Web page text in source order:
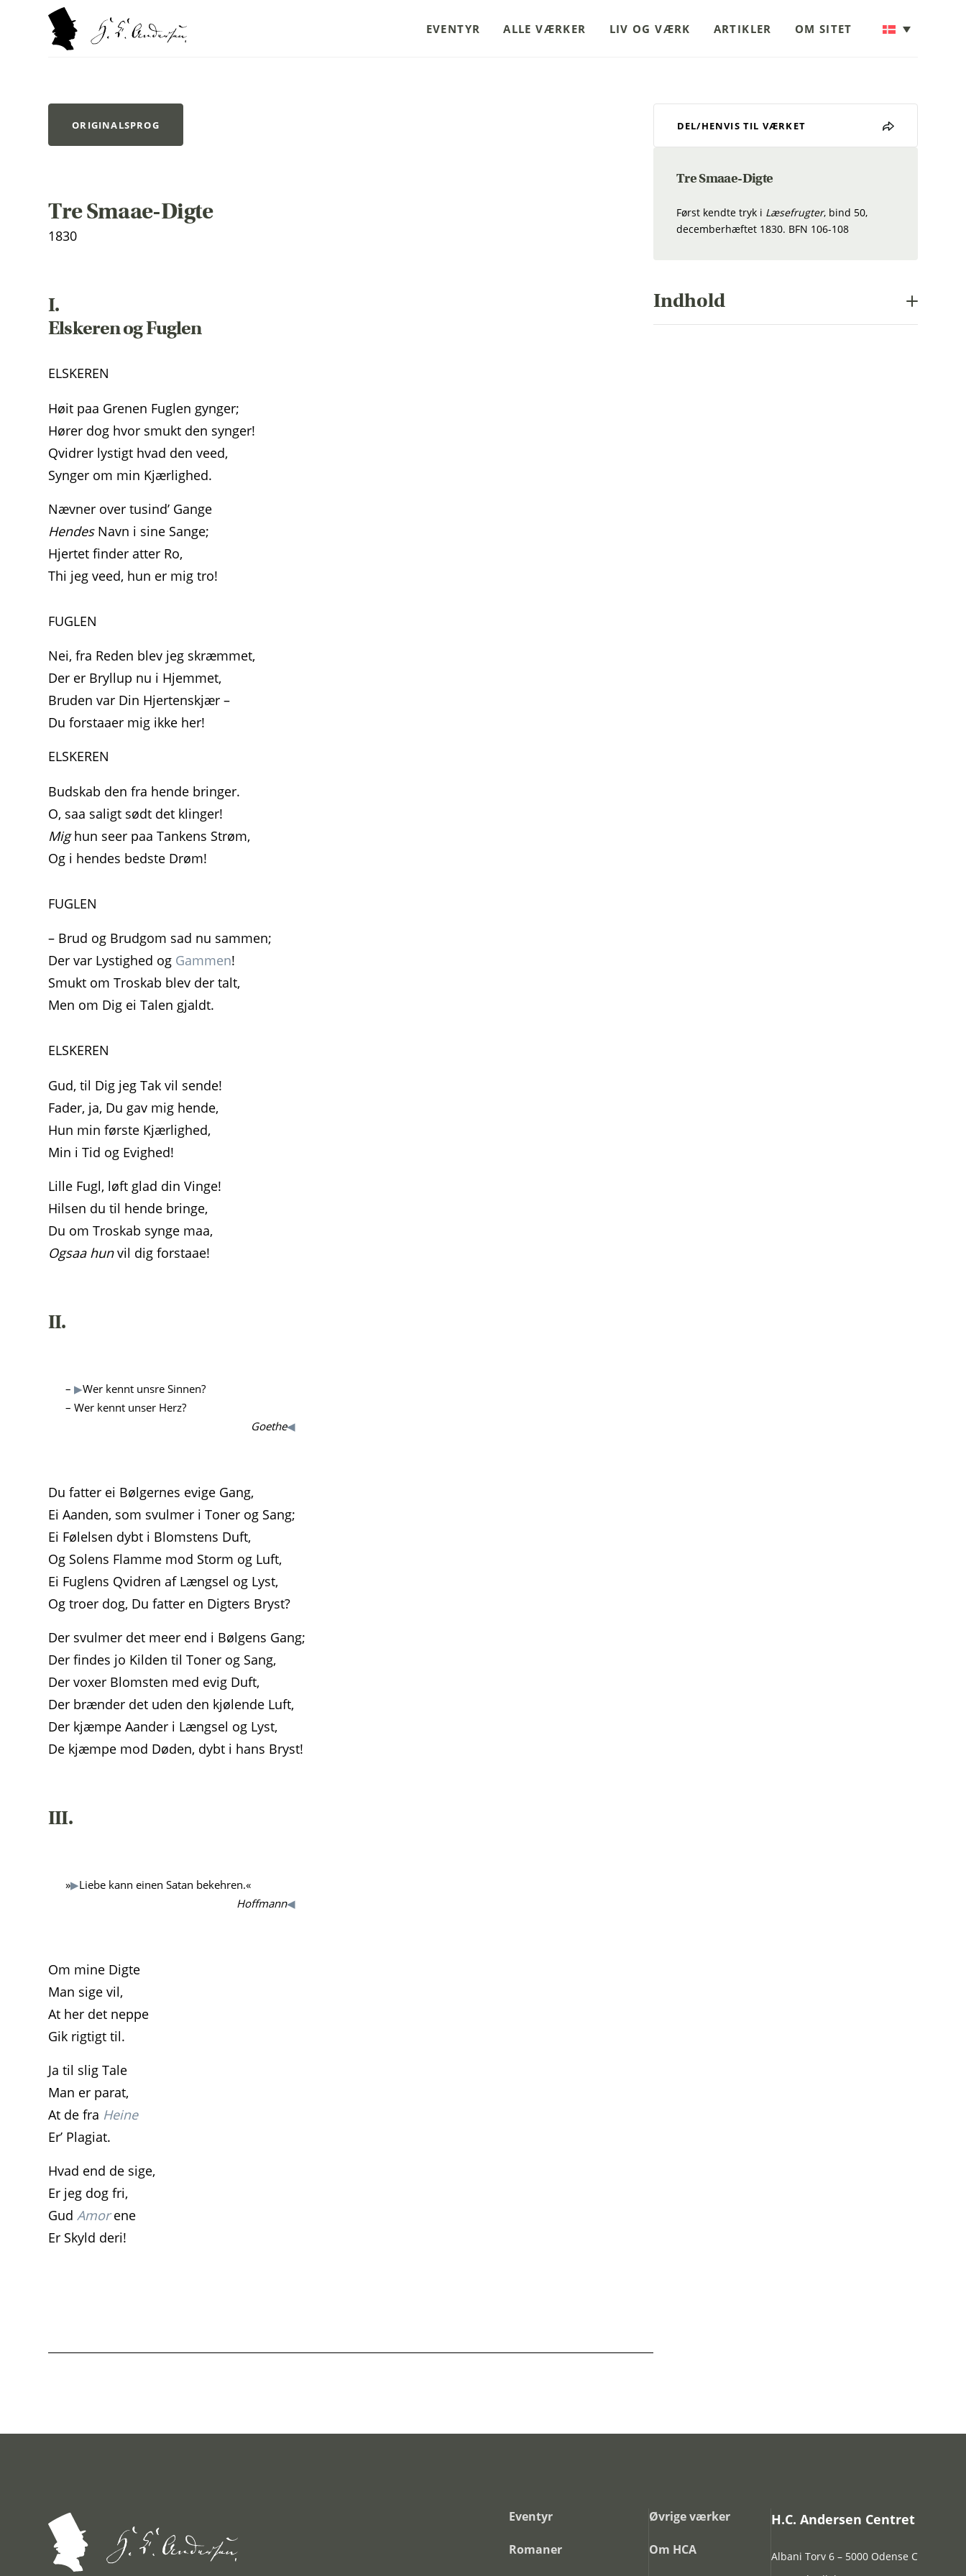
EVENTYR ALLE VÆRKER LIV OG VÆRK ARTIKLER OM SITET
ORIGINALSPROG
Tre Smaae-Digte
1830
I.
Elskeren og Fuglen
ELSKEREN
Høit paa Grenen Fuglen gynger;
Hører dog hvor smukt den synger!
Qvidrer lystigt hvad den veed,
Synger om min Kjærlighed.
Nævner over tusind’ Gange
HendesNavn i sine Sange;
Hjertet finder atter Ro,
Thi jeg veed, hun er mig tro!
FUGLEN
Nei, fra Reden blev jeg skræmmet,
Der er Bryllup nu i Hjemmet,
Bruden var Din Hjertenskjær –
Du forstaaer mig ikke her!
ELSKEREN
Budskab den fra hende bringer.
O, saa saligt sødt det klinger!
Mighun seer paa Tankens Strøm,
Og i hendes bedste Drøm!
FUGLEN
– Brud og Brudgom sad nu sammen;
Der var Lystighed og Gammen!
Smukt om Troskab blev der talt,
Men om Dig ei Talen gjaldt.
ELSKEREN
Gud, til Dig jeg Tak vil sende!
Fader, ja, Du gav mig hende,
Hun min første Kjærlighed,
Min i Tid og Evighed!
Lille Fugl, løft glad din Vinge!
Hilsen du til hende bringe,
Du om Troskab synge maa,
Ogsaa hunvil dig forstaae!
II.
–▶Wer kennt unsre Sinnen?
– Wer kennt unser Herz?
Goethe◀
Du fatter ei Bølgernes evige Gang,
Ei Aanden, som svulmer i Toner og Sang;
Ei Følelsen dybt i Blomstens Duft,
Og Solens Flamme mod Storm og Luft,
Ei Fuglens Qvidren af Længsel og Lyst,
Og troer dog, Du fatter en Digters Bryst?
Der svulmer det meer end i Bølgens Gang;
Der findes jo Kilden til Toner og Sang,
Der voxer Blomsten med evig Duft,
Der brænder det uden den kjølende Luft,
Der kjæmpe Aander i Længsel og Lyst,
De kjæmpe mod Døden, dybt i hans Bryst!
III.
»▶Liebe kann einen Satan bekehren.«
Hoffmann◀
Om mine Digte
Man sige vil,
At her det neppe
Gik rigtigt til.
Ja til slig Tale
Man er parat,
At de fra Heine
Er’ Plagiat.
Hvad end de sige,
Er jeg dog fri,
GudAmorene
Er Skyld deri!
DEL/HENVIS TIL VÆRKET
Tre Smaae-Digte
Først kendte tryk i Læsefrugter, bind 50,
decemberhæftet 1830. BFN 106-108
Indhold
Eventyr
Romaner
Øvrige værker
Om HCA
H.C. Andersen Centret
Albani Torv 6 – 5000 Odense C